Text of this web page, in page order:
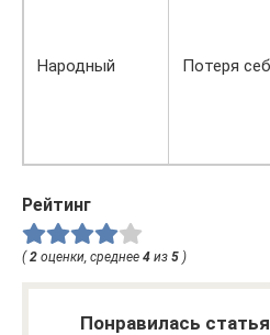
Народный Потеря
Рейтинг
(2 оценки, среднее 4 из 5 )
Понравилась